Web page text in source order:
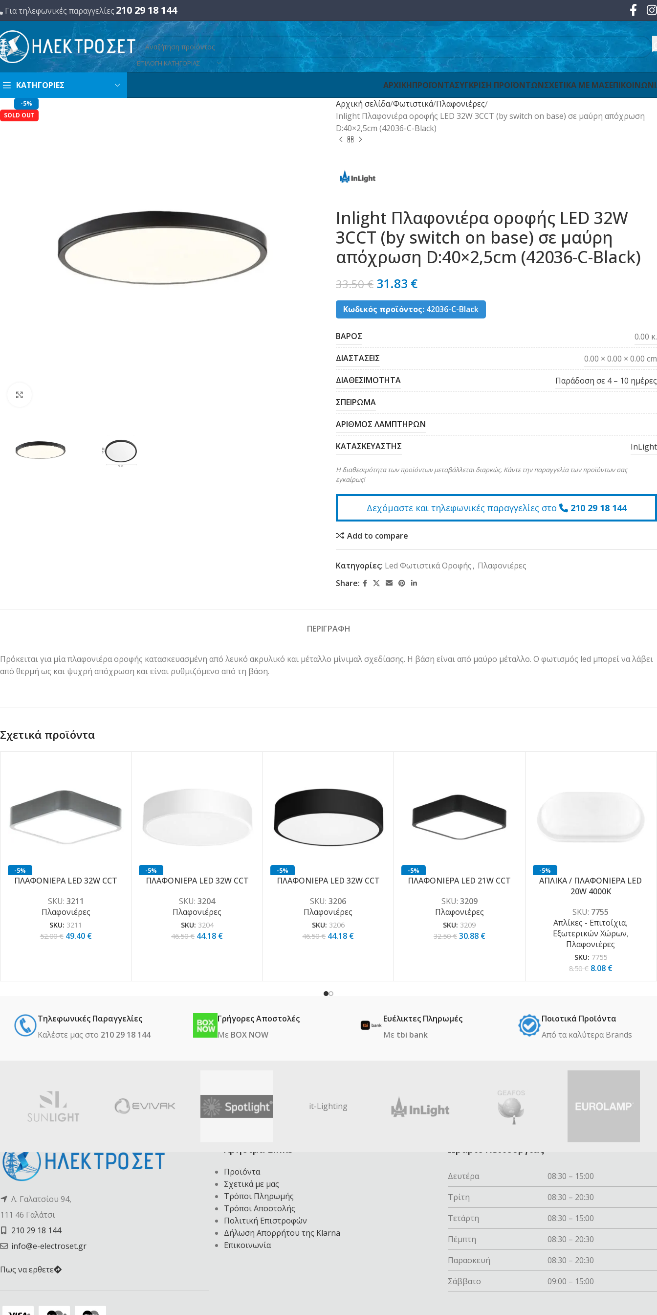
Για τηλεφωνικές παραγγελίες 210 29 18 144
ΕΠΙΛΟΓΗ ΚΑΤΗΓΟΡΙΑΣ
ΚΑΤΗΓΟΡΙΕΣ ΑΡΧΙΚΗΠΡΟΪΟΝΤΑΣΥΓΚΡΙΣΗ ΠΡΟΪΟΝΤΩΝΣΧΕΤΙΚΑ ΜΕ ΜΑΣ
-5%
SOLD OUT
Αρχική σελίδα Φωτιστικά Πλαφονιέρες
Inlight Πλαφονιέρα οροφής LED 32W 3CCT (by switch on base) σε μαύρη απόχρωση
D:40×2,5cm (42036-C-Black)
Inlight Πλαφονιέρα οροφής LED 32W
3CCT (by switch on base) σε μαύρη
απόχρωση D:40×2,5cm (42036-C-Black)
33.50€ 31.83 €
Κωδικός προϊόντος: 42036-C-Black
ΒΑΡΟΣ 0.00 κ.
ΔΙΑΣΤΑΣΕΙΣ 0.00 × 0.00 × 0.00 cm
ΔΙΑΘΕΣΙΜΟΤΗΤΑ Παράδοση σε 4 – 10 ημέρες
ΣΠΕΙΡΩΜΑ
ΑΡΙΘΜΟΣ ΛΑΜΠΤΗΡΩΝ
ΚΑΤΑΣΚΕΥΑΣΤΗΣ InLight
Η διαθεσιμότητα των προϊόντων μεταβάλλεται διαρκώς. Κάντε την παραγγελία των προϊόντων σας
εγκαίρως!
Δεχόμαστε και τηλεφωνικές παραγγελίες στο 210 29 18 144
Add to compare
Κατηγορίες: Led Φωτιστικά Οροφής, Πλαφονιέρες
Share:
ΠΕΡΙΓΡΑΦΗ
Πρόκειται για μία πλαφονιέρα οροφής κατασκευασμένη από λευκό ακρυλικό και μέταλλο μίνιμαλ σχεδίασης. Η βάση είναι από μαύρο μέταλλο. Ο φωτισμός led μπορεί να λάβει
από θερμή ως και ψυχρή απόχρωση και είναι ρυθμιζόμενο από τη βάση.
Σχετικά προϊόντα
-5%
ΠΛΑΦΟΝΙΕΡΑ LED 32W CCT
SKU: 3211
Πλαφονιέρες
SKU: 3211
52.00€ 49.40 €
-5%
ΠΛΑΦΟΝΙΕΡΑ LED 32W CCT
SKU:3204
Πλαφονιέρες
SKU: 3204
46.50€ 44.18 €
-5%
ΠΛΑΦΟΝΙΕΡΑ LED 32W CCT
SKU:3206
Πλαφονιέρες
SKU: 3206
46.50€ 44.18 €
-5%
ΠΛΑΦΟΝΙΕΡΑ LED 21W CCT
SKU: 3209
Πλαφονιέρες
SKU: 3209
32.50€ 30.88 €
-5%
ΑΠΛΙΚΑ / ΠΛΑΦΟΝΙΕΡΑ LED
20W 4000K
SKU: 7755
Απλίκες - Επιτοίχια,
Εξωτερικών Χώρων,
Πλαφονιέρες
SKU: 7755
8.50€ 8.08 €
Τηλεφωνικές Παραγγελίες
Καλέστε μας στο 210 29 18 144
Γρήγορες Αποστολές
Με BOX NOW
Ευέλικτες Πληρωμές
Με tbi bank
Ποιοτικά Προϊόντα
Από τα καλύτερα Βrands
it-Lighting
Λ. Γαλατσίου 94,
111 46 Γαλάτσι
210 29 18 144
info@e-electroset.gr
Πως να ερθετε
Χρήσιμα Links
Προϊόντα
Σχετικά με μας
Τρόποι Πληρωμής
Τρόποι Αποστολής
Πολιτική Επιστροφών
Δήλωση Απορρήτου της Klarna
Επικοινωνία
Ωράριο λειτουργίας
Δευτέρα
08:30 – 15:00
Τρίτη
08:30 – 20:30
Τετάρτη
08:30 – 15:00
Πέμπτη
08:30 – 20:30
Παρασκευή
08:30 – 20:30
Σάββατο
09:00 – 15:00